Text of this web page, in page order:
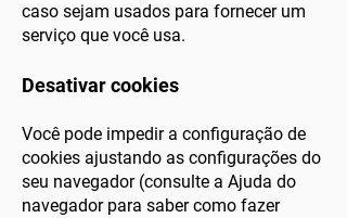
caso sejam usados ​​para fornecer um
serviço que você usa.
Desativar cookies
Você pode impedir a configuração de
cookies ajustando as configurações do
seu navegador (consulte a Ajuda do
navegador para saber como fazer